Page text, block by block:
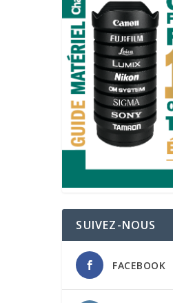
SUIVEZ-NOUS
FACEBOOK